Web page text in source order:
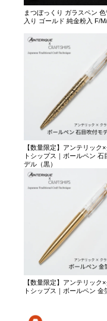
まつぼっくり ガラスペン
入り ゴールド 純金粉入 F/
【数量限定】アンテリック
トシップス｜ボールペン 石
デル（黒）
【数量限定】アンテリック
トシップス｜ボールペン 金